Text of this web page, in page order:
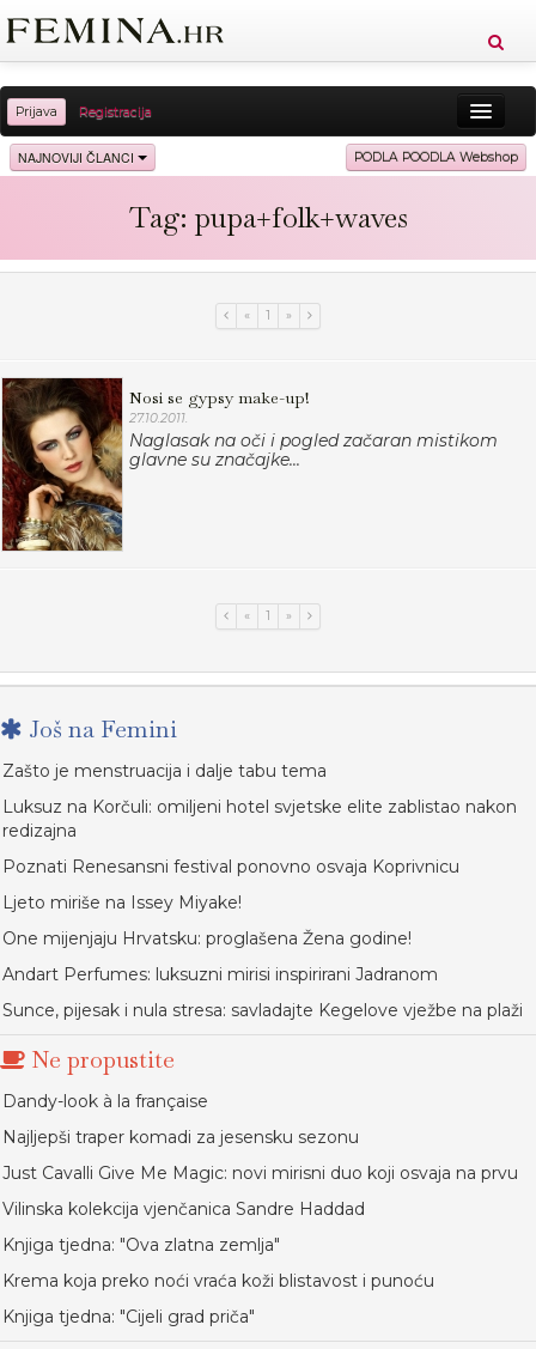
Prijava Registracija
Sreća Zdravlje Vitkost
Ljubav Putovanja
NAJNOVIJI ČLANCI PODLA POODLA Webshop
Tag: pupa+folk+waves
« 1 »
Nosi se gypsy make-up!
27.10.2011.
Naglasak na oči i pogled začaran mistikom
glavne su značajke...
« 1 »
Još na Femini
Zašto je menstruacija i dalje tabu tema
Luksuz na Korčuli: omiljeni hotel svjetske elite zablistao nakon
redizajna
Poznati Renesansni festival ponovno osvaja Koprivnicu
Ljeto miriše na Issey Miyake!
One mijenjaju Hrvatsku: proglašena Žena godine!
Andart Perfumes: luksuzni mirisi inspirirani Jadranom
Sunce, pijesak i nula stresa: savladajte Kegelove vježbe na plaži
Ne propustite
Dandy-look à la française
Najljepši traper komadi za jesensku sezonu
Just Cavalli Give Me Magic: novi mirisni duo koji osvaja na prvu
Vilinska kolekcija vjenčanica Sandre Haddad
Knjiga tjedna: "Ova zlatna zemlja"
Krema koja preko noći vraća koži blistavost i punoću
Knjiga tjedna: "Cijeli grad priča"